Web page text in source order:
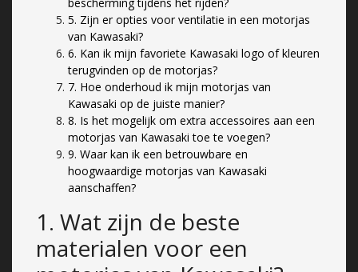
5. Zijn er opties voor ventilatie in een motorjas
van Kawasaki?
6. Kan ik mijn favoriete Kawasaki logo of kleuren
terugvinden op de motorjas?
7. Hoe onderhoud ik mijn motorjas van
Kawasaki op de juiste manier?
8. Is het mogelijk om extra accessoires aan een
motorjas van Kawasaki toe te voegen?
9. Waar kan ik een betrouwbare en
hoogwaardige motorjas van Kawasaki
aanschaffen?
1. Wat zijn de beste
materialen voor een